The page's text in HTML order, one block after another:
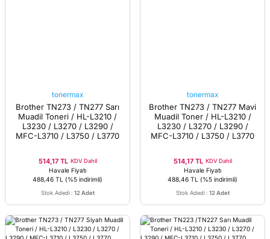
tonermax
Brother TN273 / TN277 Sarı
Muadil Toneri / HL-L3210 /
L3230 / L3270 / L3290 /
MFC-L3710 / L3750 / L3770
514,17 TL KDV Dahil
Havale Fiyatı
488,46 TL (%5 indirimli)
Stok Adedi : 12 Adet
tonermax
Brother TN273 / TN277 Mavi
Muadil Toner / HL-L3210 /
L3230 / L3270 / L3290 /
MFC-L3710 / L3750 / L3770
514,17 TL KDV Dahil
Havale Fiyatı
488,46 TL (%5 indirimli)
Stok Adedi : 12 Adet